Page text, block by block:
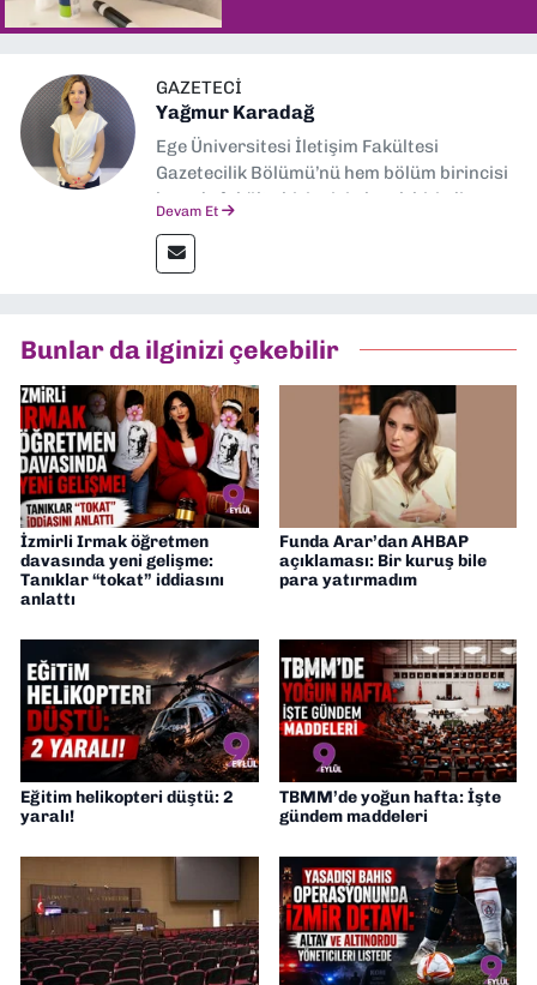
GAZETECI
Yağmur Karadağ
Ege Üniversitesi İletişim Fakültesi
Gazetecilik Bölümü’nü hem bölüm birincisi
hem de fakülte birincisi olarak bitirdim.
İletişim” üzerine yüksek lisans eğitimimi
tamamladım. Halen aynı anabilim dalında
Müdürü” olarak görev almaktayım. Hak
odaklı haberciliğe dair çalışmalar
yapıyorum
Devam Et
Bunlar da ilginizi çekebilir
İzmirli Irmak öğretmen
davasında yeni gelişme:
Tanıklar “tokat” iddiasını
anlattı
Funda Arar’dan AHBAP
açıklaması: Bir kuruş bile
para yatırmadım
Eğitim helikopteri düştü: 2
yaralı!
TBMM’de yoğun hafta: İşte
gündem maddeleri